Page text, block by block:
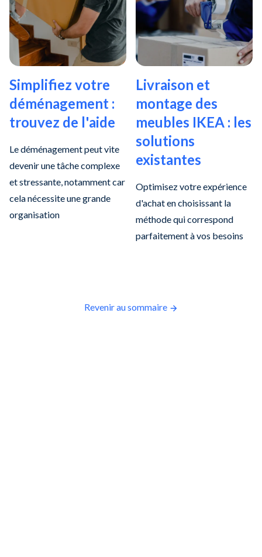
Simplifiez votre
déménagement :
trouvez de l'aide
Le déménagement peut vite
devenir une tâche complexe
et stressante, notamment car
cela nécessite une grande
organisation
Livraison et
montage des
meubles IKEA : les
solutions
existantes
Optimisez votre expérience
d'achat en choisissant la
méthode qui correspond
parfaitement à vos besoins
Revenir au sommaire